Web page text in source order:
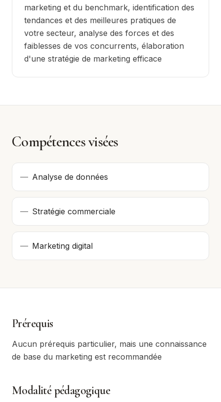
marketing et du benchmark, identification des
tendances et des meilleures pratiques de
votre secteur, analyse des forces et des
faiblesses de vos concurrents, élaboration
d'une stratégie de marketing efficace
Compétences visées
— Analyse de données
— Stratégie commerciale
— Marketing digital
Prérequis
Aucun prérequis particulier, mais une connaissance
de base du marketing est recommandée
Modalité pédagogique